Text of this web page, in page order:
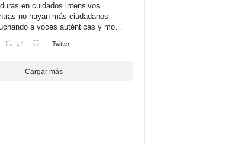
en cuidados intensivos.
no hayan más ciudadanos
a voces auténticas y mo…
17 Twitter
Cargar más